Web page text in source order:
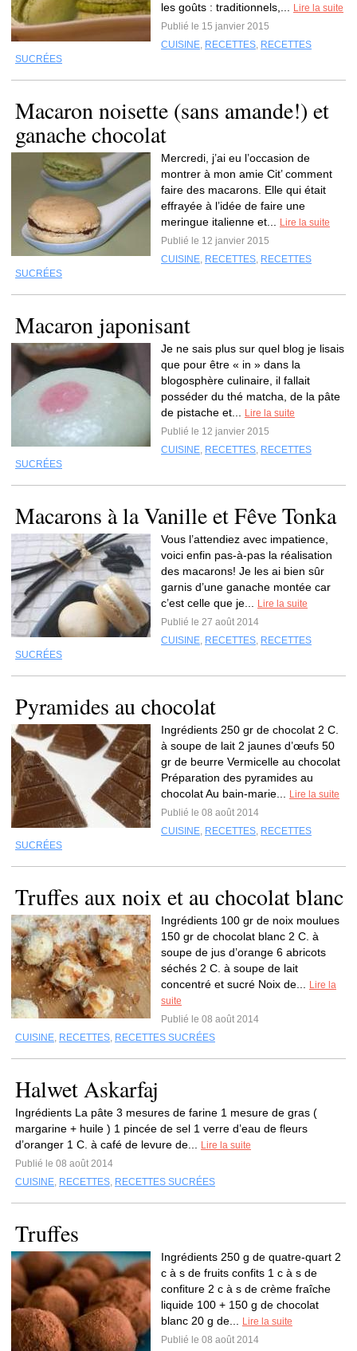
les goûts : traditionnels,...
Lire la suite
Publié le 15 janvier 2015
CUISINE, RECETTES, RECETTES
SUCRÉES
Macaron noisette (sans amande!) et
ganache chocolat
Mercredi, j’ai eu l’occasion de
montrer à mon amie Cit’ comment
faire des macarons. Elle qui était
effrayée à l’idée de faire une
meringue italienne et...
Lire la suite
Publié le 12 janvier 2015
CUISINE, RECETTES, RECETTES
SUCRÉES
Macaron japonisant
Je ne sais plus sur quel blog je lisais
que pour être « in » dans la
blogosphère culinaire, il fallait
posséder du thé matcha, de la pâte
de pistache et...
Lire la suite
Publié le 12 janvier 2015
CUISINE, RECETTES, RECETTES
SUCRÉES
Macarons à la Vanille et Fêve Tonka
Vous l’attendiez avec impatience,
voici enfin pas-à-pas la réalisation
des macarons! Je les ai bien sûr
garnis d’une ganache montée car
c’est celle que je...
Lire la suite
Publié le 27 août 2014
CUISINE, RECETTES, RECETTES
SUCRÉES
Pyramides au chocolat
Ingrédients 250 gr de chocolat 2 C.
à soupe de lait 2 jaunes d’œufs 50
gr de beurre Vermicelle au chocolat
Préparation des pyramides au
chocolat Au bain-marie...
Lire la suite
Publié le 08 août 2014
CUISINE, RECETTES, RECETTES
SUCRÉES
Truffes aux noix et au chocolat blanc
Ingrédients 100 gr de noix moulues
150 gr de chocolat blanc 2 C. à
soupe de jus d’orange 6 abricots
séchés 2 C. à soupe de lait
concentré et sucré Noix de...
Lire la
suite
Publié le 08 août 2014
CUISINE, RECETTES, RECETTES SUCRÉES
Halwet Askarfaj
Ingrédients La pâte 3 mesures de farine 1 mesure de gras (
margarine + huile ) 1 pincée de sel 1 verre d’eau de fleurs
d’oranger 1 C. à café de levure de...
Lire la suite
Publié le 08 août 2014
CUISINE, RECETTES, RECETTES SUCRÉES
Truffes
Ingrédients 250 g de quatre-quart 2
c à s de fruits confits 1 c à s de
confiture 2 c à s de crème fraîche
liquide 100 + 150 g de chocolat
blanc 20 g de...
Lire la suite
Publié le 08 août 2014